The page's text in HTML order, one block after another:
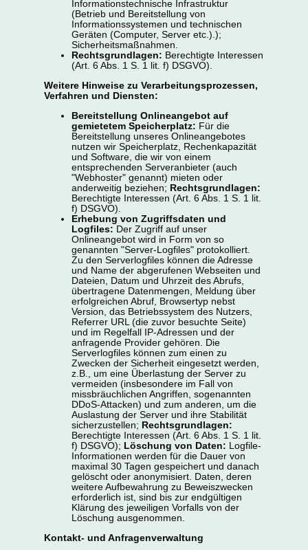
Informationstechnische Infrastruktur
(Betrieb und Bereitstellung von
Informationssystemen und technischen
Geräten (Computer, Server etc.).);
Sicherheitsmaßnahmen.
Rechtsgrundlagen: Berechtigte Interessen
(Art. 6 Abs. 1 S. 1 lit. f) DSGVO).
Weitere Hinweise zu Verarbeitungsprozessen,
Verfahren und Diensten:
Bereitstellung Onlineangebot auf
gemietetem Speicherplatz: Für die
Bereitstellung unseres Onlineangebotes
nutzen wir Speicherplatz, Rechenkapazität
und Software, die wir von einem
entsprechenden Serveranbieter (auch
"Webhoster" genannt) mieten oder
anderweitig beziehen; Rechtsgrundlagen:
Berechtigte Interessen (Art. 6 Abs. 1 S. 1 lit.
f) DSGVO).
Erhebung von Zugriffsdaten und
Logfiles: Der Zugriff auf unser
Onlineangebot wird in Form von so
genannten "Server-Logfiles" protokolliert.
Zu den Serverlogfiles können die Adresse
und Name der abgerufenen Webseiten und
Dateien, Datum und Uhrzeit des Abrufs,
übertragene Datenmengen, Meldung über
erfolgreichen Abruf, Browsertyp nebst
Version, das Betriebssystem des Nutzers,
Referrer URL (die zuvor besuchte Seite)
und im Regelfall IP-Adressen und der
anfragende Provider gehören. Die
Serverlogfiles können zum einen zu
Zwecken der Sicherheit eingesetzt werden,
z.B., um eine Überlastung der Server zu
vermeiden (insbesondere im Fall von
missbräuchlichen Angriffen, sogenannten
DDoS-Attacken) und zum anderen, um die
Auslastung der Server und ihre Stabilität
sicherzustellen; Rechtsgrundlagen:
Berechtigte Interessen (Art. 6 Abs. 1 S. 1 lit.
f) DSGVO); Löschung von Daten: Logfile-
Informationen werden für die Dauer von
maximal 30 Tagen gespeichert und danach
gelöscht oder anonymisiert. Daten, deren
weitere Aufbewahrung zu Beweiszwecken
erforderlich ist, sind bis zur endgültigen
Klärung des jeweiligen Vorfalls von der
Löschung ausgenommen.
Kontakt- und Anfragenverwaltung